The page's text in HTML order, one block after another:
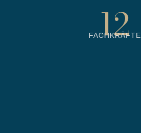
12
FACHKRÄFTE